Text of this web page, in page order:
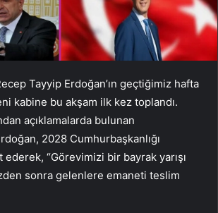
Tayyip Erdoğan’ın geçtiğimiz hafta
kabine bu akşam ilk kez toplandı.
açıklamalarda bulunan
2028 Cumhurbaşkanlığı
“Görevimizi bir bayrak yarışı
sonra gelenlere emaneti teslim